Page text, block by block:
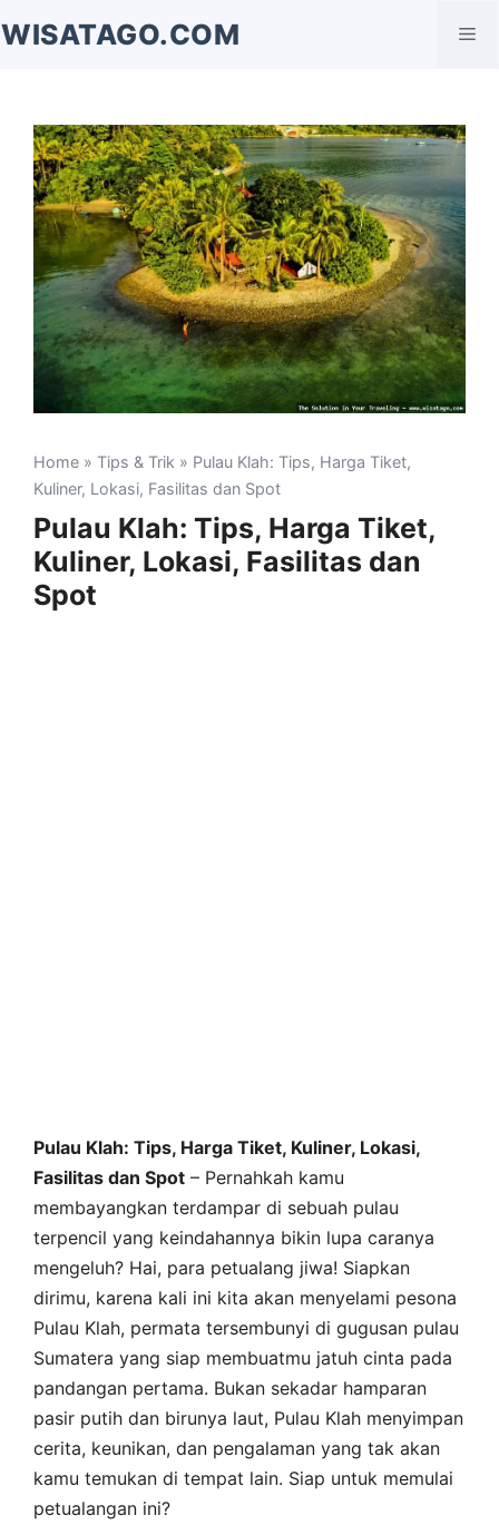
ke
WISATAGO.COM
Home » Tips & Trik » Pulau Klah: Tips, Harga Tiket,
Kuliner, Lokasi, Fasilitas dan Spot
Pulau Klah: Tips, Harga Tiket,
Kuliner, Lokasi, Fasilitas dan
Spot
Pulau Klah: Tips, Harga Tiket, Kuliner, Lokasi,
Fasilitas dan Spot – Pernahkah kamu
membayangkan terdampar di sebuah pulau
terpencil yang keindahannya bikin lupa caranya
mengeluh? Hai, para petualang jiwa! Siapkan
dirimu, karena kali ini kita akan menyelami pesona
Pulau Klah, permata tersembunyi di gugusan pulau
Sumatera yang siap membuatmu jatuh cinta pada
pandangan pertama. Bukan sekadar hamparan
pasir putih dan birunya laut, Pulau Klah menyimpan
cerita, keunikan, dan pengalaman yang tak akan
kamu temukan di tempat lain. Siap untuk memulai
petualangan ini?